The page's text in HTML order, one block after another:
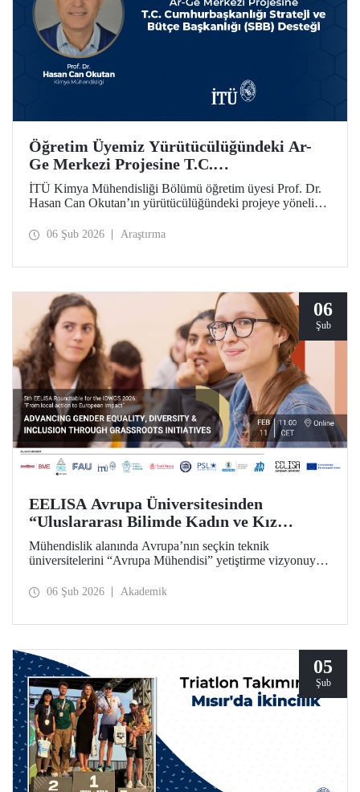
Öğretim Üyemiz Yürütücülüğündeki Ar-
Ge Merkezi Projesine T.C.
Cumhurbaşkanlığı Strateji ve Bütçe
Başkanlığı (SBB) Desteği
İTÜ Kimya Mühendisliği Bölümü öğretim üyesi Prof. Dr.
Hasan Can Okutan’ın yürütücülüğündeki projeye yönelik
(SBB) tarafından, 31.931.000 TL’lik ek bütçeyle bir yıl
06 Şub 2026 Araştırma
06
Şub
EELISA Avrupa Üniversitesinden
“Uluslararası Bilimde Kadın ve Kız
Çocukları Günü”ne Özel Toplantı
Mühendislik alanında Avrupa’nın seçkin teknik
üniversitelerini “Avrupa Mühendisi” yetiştirme vizyonuyla
aldığı EELISA, 11 Şubat “Uluslararası Bilimde Kadın ve
06 Şub 2026 Akademik
05
Şub